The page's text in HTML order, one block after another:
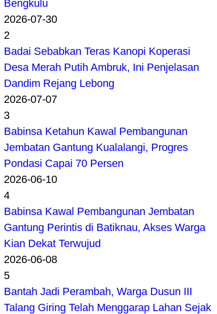
Bengkulu
2026-07-30
2
Badai Sebabkan Teras Kanopi Koperasi
Desa Merah Putih Ambruk, Ini Penjelasan
Dandim Rejang Lebong
2026-07-07
3
Babinsa Ketahun Kawal Pembangunan
Jembatan Gantung Kualalangi, Progres
Pondasi Capai 70 Persen
2026-06-10
4
Babinsa Kawal Pembangunan Jembatan
Gantung Perintis di Batiknau, Akses Warga
Kian Dekat Terwujud
2026-06-08
5
Bantah Jadi Perambah, Warga Dusun III
Talang Giring Telah Menggarap Lahan Sejak